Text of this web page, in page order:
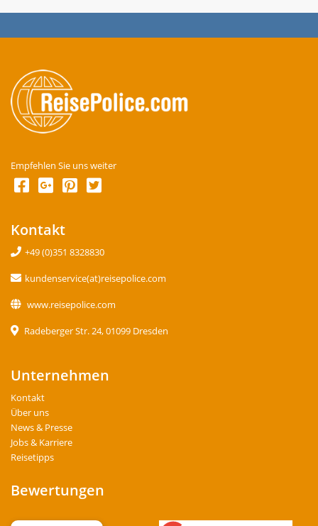
Empfehlen Sie uns weiter
Kontakt
+49 (0)351 8328830
kundenservice(at)reisepolice.com
www.reisepolice.com
Radeberger Str. 24, 01099 Dresden
Unternehmen
Kontakt
Über uns
News & Presse
Jobs & Karriere
Reisetipps
Bewertungen